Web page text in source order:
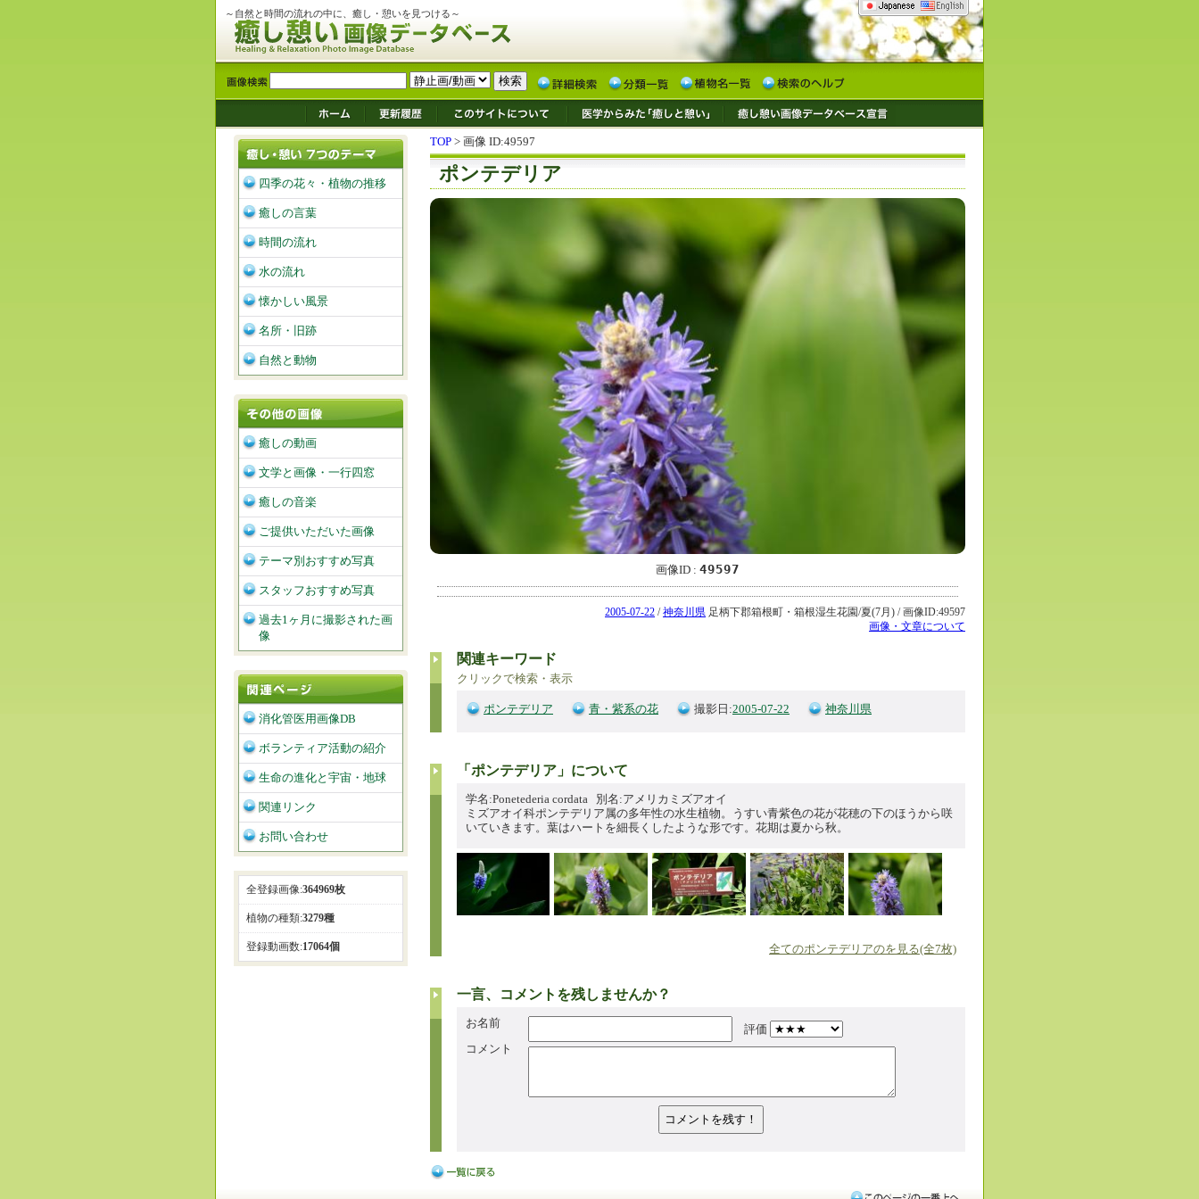
～自然と時間の流れの中に、癒し・憩いを見つける～
TOP > 画像 ID:49597
ポンテデリア
画像ID : 49597
2005-07-22 /神奈川県 足柄下郡箱根町・箱根湿生花園/夏(7月) / 画像ID:49597
画像・文章について
関連キーワード
クリックで検索・表示
ポンテデリア 青・紫系の花 撮影日:2005-07-22 神奈川県
「ポンテデリア」について
学名:Ponetederia cordata 別名:アメリカミズアオイ
ミズアオイ科ポンテデリア属の多年性の水生植物。うすい青紫色の花が花穂の下のほうから咲
いていきます。葉はハートを細長くしたような形です。花期は夏から秋。
全てのポンテデリアのを見る(全7枚)
一言、コメントを残しませんか？
お名前
評価
コメント
四季の花々・植物の推移
癒しの言葉
時間の流れ
水の流れ
懐かしい風景
名所・旧跡
自然と動物
癒しの動画
文学と画像・一行四窓
癒しの音楽
ご提供いただいた画像
テーマ別おすすめ写真
スタッフおすすめ写真
過去1ヶ月に撮影された画
像
消化管医用画像DB
ボランティア活動の紹介
生命の進化と宇宙・地球
関連リンク
お問い合わせ
全登録画像:364969枚
植物の種類:3279種
登録動画数:17064個